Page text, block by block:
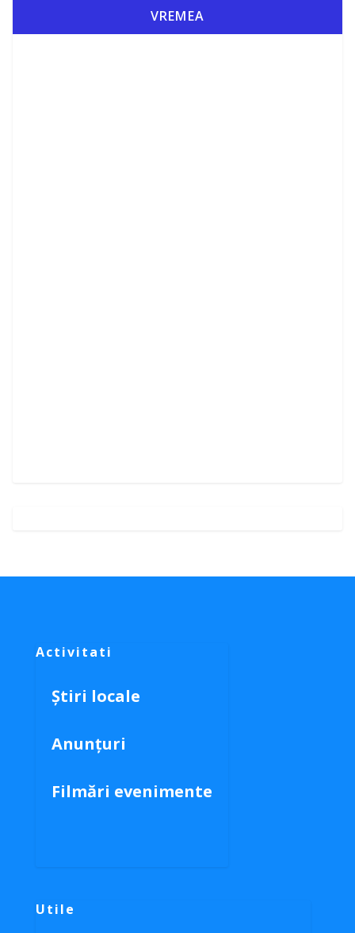
VREMEA
Activitati
Știri locale
Anunțuri
Filmări evenimente
Utile